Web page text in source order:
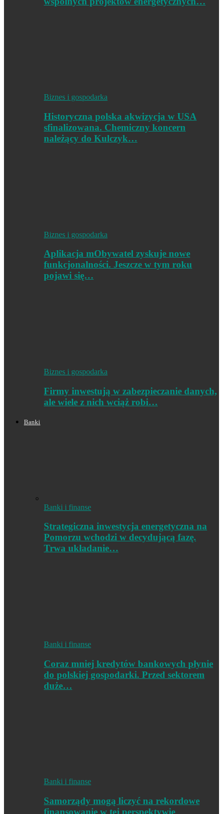
Biznes i gospodarka
Historyczna polska akwizycja w USA
sfinalizowana. Chemiczny koncern
należący do Kulczyk…
Biznes i gospodarka
Aplikacja mObywatel zyskuje nowe
funkcjonalności. Jeszcze w tym roku
pojawi się…
Biznes i gospodarka
Firmy inwestują w zabezpieczanie danych,
ale wiele z nich wciąż robi…
Banki
Banki i finanse
Strategiczna inwestycja energetyczna na
Pomorzu wchodzi w decydującą fazę.
Trwa układanie…
Banki i finanse
Coraz mniej kredytów bankowych płynie
do polskiej gospodarki. Przed sektorem
duże…
Banki i finanse
Samorządy mogą liczyć na rekordowe
finansowanie w tej perspektywie